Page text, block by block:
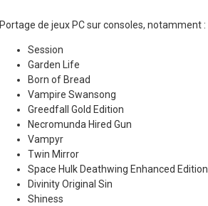
Portage de jeux PC sur consoles, notamment :
Session
Garden Life
Born of Bread
Vampire Swansong
Greedfall Gold Edition
Necromunda Hired Gun
Vampyr
Twin Mirror
Space Hulk Deathwing Enhanced Edition
Divinity Original Sin
Shiness